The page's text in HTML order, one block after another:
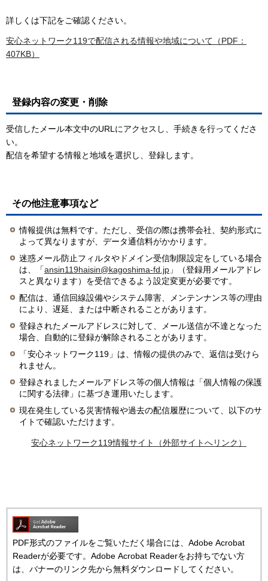
詳しくは下記をご確認ください。
安心ネットワーク119で配信される情報や地域について（PDF：
407KB）
登録内容の変更・削除
受信したメール本文中のURLにアクセスし、手続きを行ってくださ
い。
配信を希望する情報と地域を選択し、登録します。
その他注意事項など
情報提供は無料です。ただし、受信の際は携帯会社、契約形式に
よって異なりますが、データ通信料がかかります。
迷惑メール防止フィルタやドメイン受信制限設定をしている場合
は、「ansin119haisin@kagoshima-fd.jp 」（登録用メールアドレ
スと異なります）を受信できるよう設定変更が必要です。
配信は、通信回線設備やシステム障害、メンテンナンス等の理由
により、遅延、または中断されることがあります。
登録されたメールアドレスに対して、メール送信が不達となった
場合、自動的に登録が解除されることがあります。
「安心ネットワーク119」は、情報の提供のみで、返信は受けら
れません。
登録されましたメールアドレス等の個人情報は「個人情報の保護
に関する法律」に基づき運用いたします。
現在発生している災害情報や過去の配信履歴について、以下のサ
イトで確認いただけます。
安心ネットワーク119情報サイト（外部サイトへリンク）
PDF形式のファイルをご覧いただく場合には、Adobe Acrobat
Readerが必要です。Adobe Acrobat Readerをお持ちでない方
は、バナーのリンク先から無料ダウンロードしてください。